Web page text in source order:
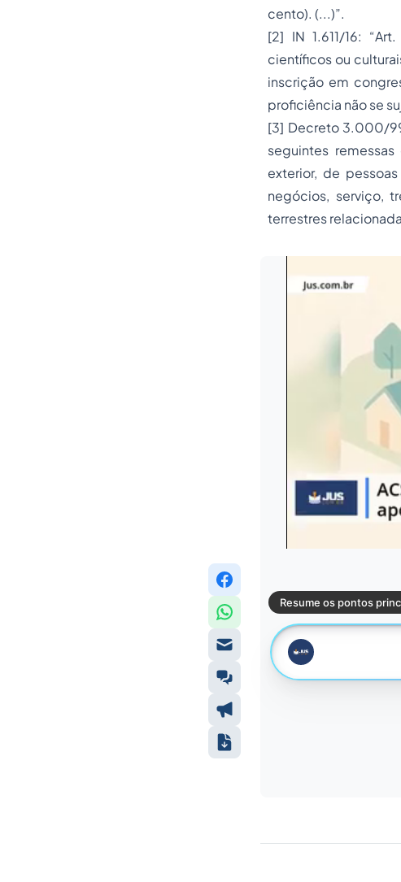
cento). (...)”.
[2] IN 1.611/16: “
científicos ou
inscrição em
proficiência não se
[3] Decreto 3.000/
seguintes
exterior, de
negócios, serviço,
terrestres